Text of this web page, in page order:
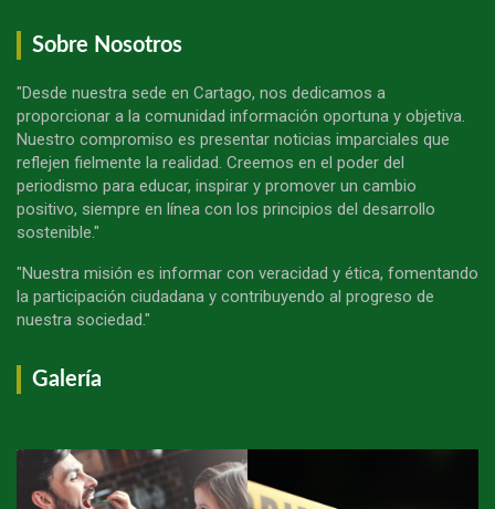
Sobre Nosotros
"Desde nuestra sede en Cartago, nos dedicamos a
proporcionar a la comunidad información oportuna y objetiva.
Nuestro compromiso es presentar noticias imparciales que
reflejen fielmente la realidad. Creemos en el poder del
periodismo para educar, inspirar y promover un cambio
positivo, siempre en línea con los principios del desarrollo
sostenible."
"Nuestra misión es informar con veracidad y ética, fomentando
la participación ciudadana y contribuyendo al progreso de
nuestra sociedad."
Galería